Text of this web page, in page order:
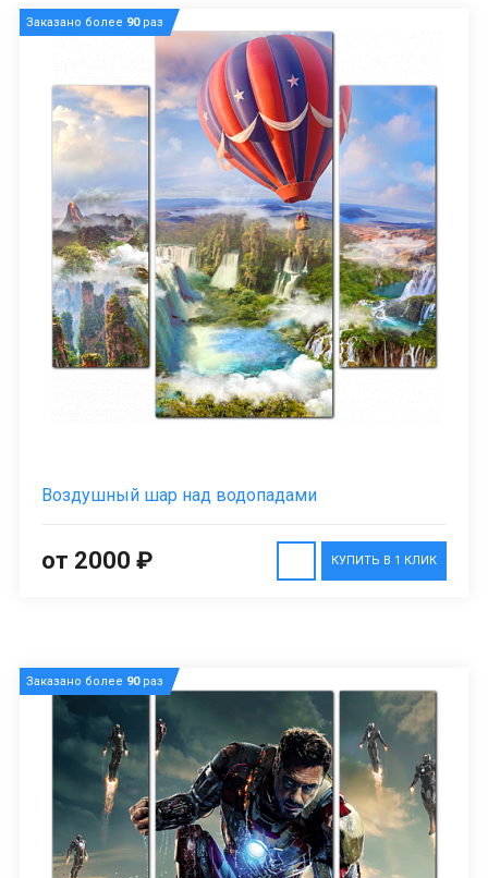
Заказано более 90раз
Воздушный шар над водопадами
КУПИТЬ В 1 КЛИК
от 2000 ₽
Заказано более 90раз